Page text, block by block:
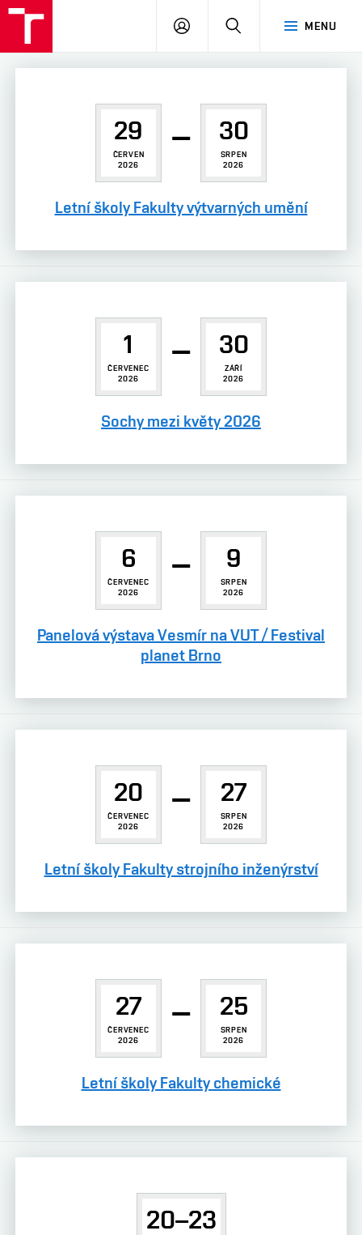
MENU
PŘIHLÁSIT
29
ČERVEN
2026
– 30
SRPEN
2026
Letní školy Fakulty výtvarných umění
1
ČERVENEC
2026
– 30
ZÁŘÍ
2026
Sochy mezi květy 2026
6
ČERVENEC
2026
– 9
SRPEN
2026
Panelová výstava Vesmír na VUT / Festival
planet Brno
20
ČERVENEC
2026
– 27
SRPEN
2026
Letní školy Fakulty strojního inženýrství
27
ČERVENEC
2026
– 25
SRPEN
2026
Letní školy Fakulty chemické
20–23